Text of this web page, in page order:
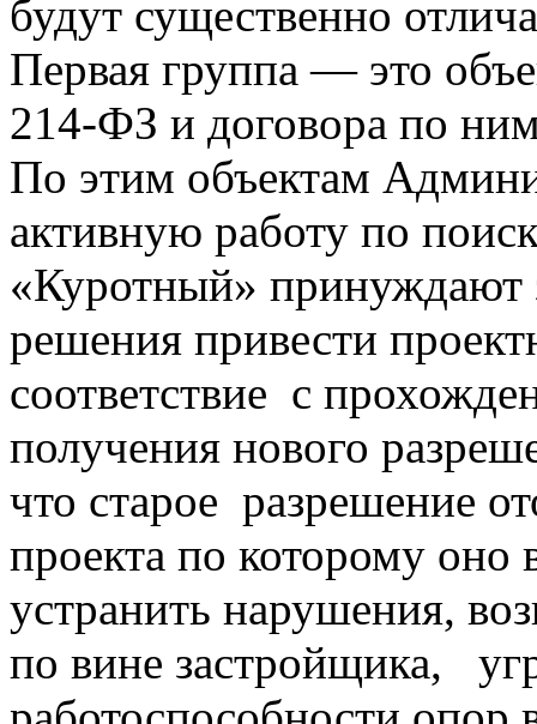
будут существенно
Первая группа — это
214-ФЗ и договора по
По этим объектам
активную работу по
«Куротный» принуждают
решения привести
соответствие с
получения нового
что старое разрешение
проекта по которому оно
устранить нарушения,
по вине застройщика,